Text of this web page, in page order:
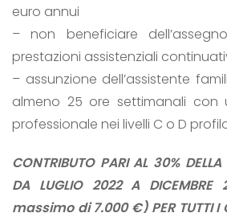
euro annui
– non beneficiare
prestazioni assistenziali
– assunzione dell’assistente
almeno 25 ore settimanali con
professionale nei livelli C o D
CONTRIBUTO PARI AL 30% DELLA
DA LUGLIO 2022 A
massimo di 7.000 €) PER TUTTI I